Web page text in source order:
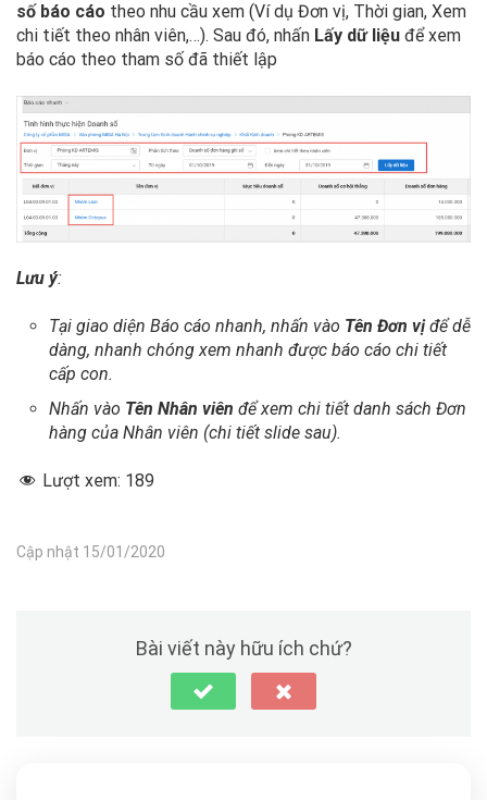
số báo cáo theo nhu cầu xem (Ví dụ Đơn vị, Thời gian, Xem
chi tiết theo nhân viên,…). Sau đó, nhấn Lấy dữ liệu để xem
báo cáo theo tham số đã thiết lập
Lưu ý:
Tại giao diện Báo cáo nhanh, nhấn vào Tên Đơn vịđể dễ
dàng, nhanh chóng xem nhanh được báo cáo chi tiết
cấp con.
Nhấn vào Tên Nhân viên để xem chi tiết danh sách Đơn
hàng của Nhân viên (chi tiết slide sau).
Lượt xem: 189
Cập nhật 15/01/2020
Bài viết này hữu ích chứ?